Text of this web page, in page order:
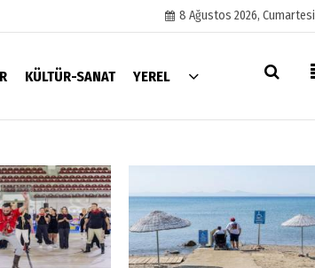
8 Ağustos 2026, Cumartesi
KÜLTÜR-SANAT YEREL
İletişim
Çerez Politikası
Gizlilik İlkeleri